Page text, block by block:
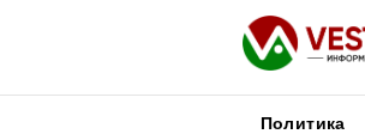
Политика